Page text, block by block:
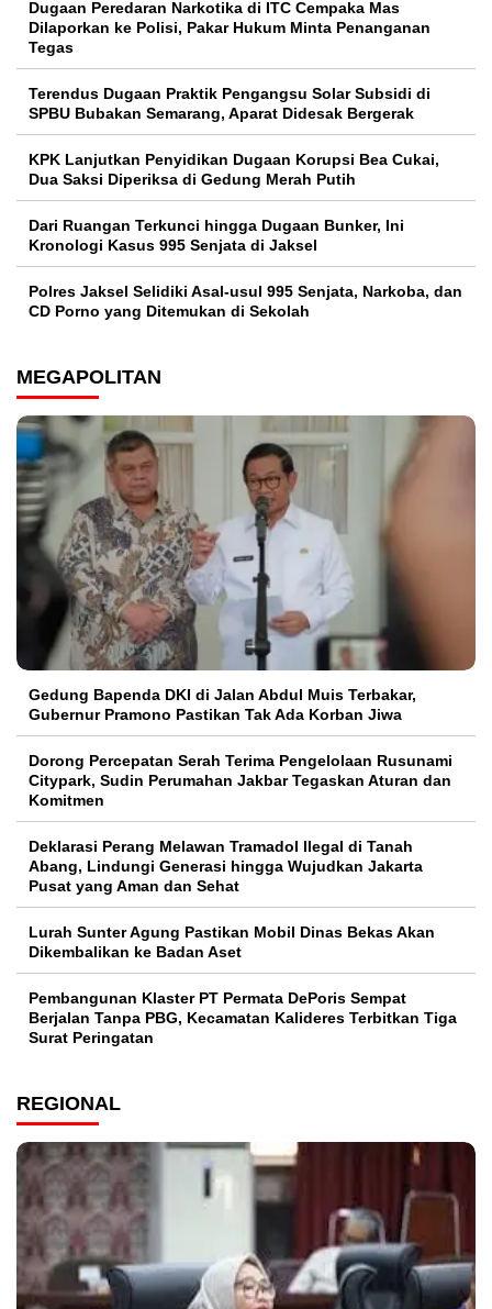
Dugaan Peredaran Narkotika di ITC Cempaka Mas
Dilaporkan ke Polisi, Pakar Hukum Minta Penanganan
Tegas
Terendus Dugaan Praktik Pengangsu Solar Subsidi di
SPBU Bubakan Semarang, Aparat Didesak Bergerak
KPK Lanjutkan Penyidikan Dugaan Korupsi Bea Cukai,
Dua Saksi Diperiksa di Gedung Merah Putih
Dari Ruangan Terkunci hingga Dugaan Bunker, Ini
Kronologi Kasus 995 Senjata di Jaksel
Polres Jaksel Selidiki Asal-usul 995 Senjata, Narkoba, dan
CD Porno yang Ditemukan di Sekolah
MEGAPOLITAN
Gedung Bapenda DKI di Jalan Abdul Muis Terbakar,
Gubernur Pramono Pastikan Tak Ada Korban Jiwa
Dorong Percepatan Serah Terima Pengelolaan Rusunami
Citypark, Sudin Perumahan Jakbar Tegaskan Aturan dan
Komitmen
Deklarasi Perang Melawan Tramadol Ilegal di Tanah
Abang, Lindungi Generasi hingga Wujudkan Jakarta
Pusat yang Aman dan Sehat
Lurah Sunter Agung Pastikan Mobil Dinas Bekas Akan
Dikembalikan ke Badan Aset
Pembangunan Klaster PT Permata DePoris Sempat
Berjalan Tanpa PBG, Kecamatan Kalideres Terbitkan Tiga
Surat Peringatan
REGIONAL